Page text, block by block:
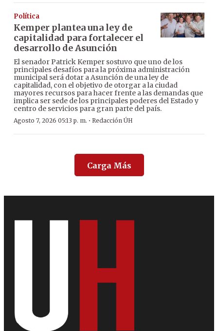
Política
Kemper plantea una ley de
capitalidad para fortalecer el
desarrollo de Asunción
El senador Patrick Kemper sostuvo que uno de los
principales desafíos para la próxima administración
municipal será dotar a Asunción de una ley de
capitalidad, con el objetivo de otorgar a la ciudad
mayores recursos para hacer frente a las demandas que
implica ser sede de los principales poderes del Estado y
centro de servicios para gran parte del país.
Agosto 7, 2026 05:13 p. m. · Redacción ÚH
Carga Más